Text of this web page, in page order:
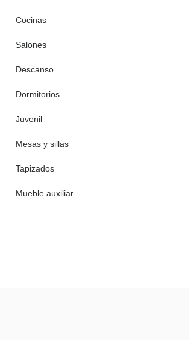
Cocinas
Salones
Descanso
Dormitorios
Juvenil
Mesas y sillas
Tapizados
Mueble auxiliar